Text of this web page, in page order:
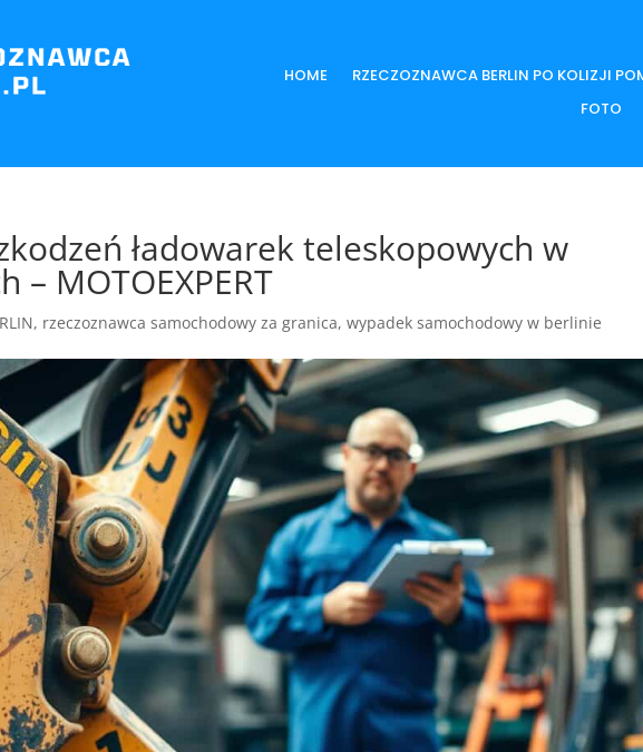
HOME RZECZOZNAWCA BERLIN PO KOLIZJI
FOTO
ładowarek teleskopowych w
– MOTOEXPERT
, rzeczoznawca samochodowy za granica,wypadek samochodowy w berlinie